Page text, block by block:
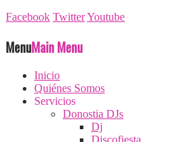
Facebook TwitterYoutube
MenuMain Menu
Inicio
Quiénes Somos
Servicios
Donostia DJs
Dj